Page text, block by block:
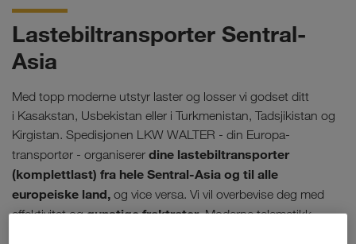
Lastebiltransporter Sentral-
Asia
Med topp moderne utstyr laster og losser vi godset ditt
i Kasakstan, Usbekistan eller i Turkmenistan, Tadsjikistan og
Kirgistan. Spedisjonen LKW WALTER - din Europa-
transportør - organiserer dine lastebiltransporter
(komplettlast) fra hele Sentral-Asia og til alle
europeiske land, og vice versa. Vi vil overbevise deg med
effektivitet oggunstige fraktrater. Moderne telematikk-